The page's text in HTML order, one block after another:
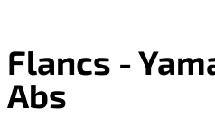
Flancs -
Abs